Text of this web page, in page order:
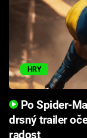
HRY
Po Spider-
drsný trailer
radost